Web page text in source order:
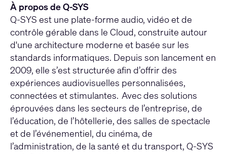
À propos de Q-SYS
Q-SYS est une plate-forme audio, vidéo et de
contrôle gérable dans le Cloud, construite autour
d'une architecture moderne et basée sur les
standards informatiques. Depuis son lancement en
2009, elle s’est structurée afin d’offrir des
expériences audiovisuelles personnalisées,
connectées et stimulantes. Avec des solutions
éprouvées dans les secteurs de l’entreprise, de
l’éducation, de l’hôtellerie, des salles de spectacle
et de l’événementiel, du cinéma, de
l’administration, de la santé et du transport, Q-SYS